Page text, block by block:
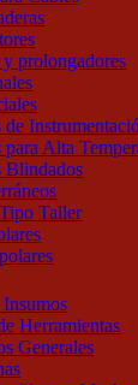
y prolongadores
de
para Alta
Blindados
Taller
Herramientas
Generales
Semáforos
y